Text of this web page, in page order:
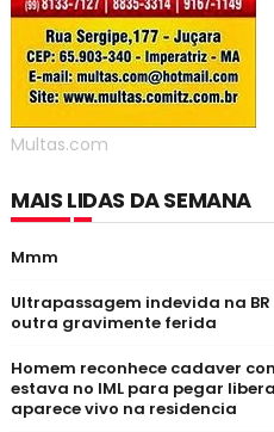
Multas.com
MAIS LIDAS DA SEMANA
Mmm
Ultrapassagem indevida na
outra gravimente ferida
Homem reconhece cadaver
estava no IML para pegar
aparece vivo na residencia